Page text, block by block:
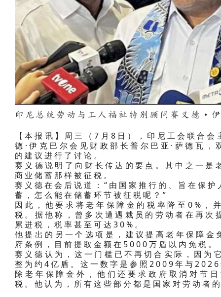
印尼总统劳动与工人福祉特别顾问赛义德·
【本报讯】周三（7月8日），印尼工会联合
德·伊克巴尔会见财政部长普尔巴亚·萨德瓦
的建议进行了讨论。
赛义德说明了向财长传达的要点。其中之一
商业储蓄那样被征税。
赛义德在会后说道：“由国家推行的、旨在保
蓄，怎么能在储蓄环节被征税呢？”
因此，他要求将老年保障金的税率降至0%，
税。据他称，曾多次遭遇裁员的劳动者在再
累进税，税率甚至可达30%。
他提出的另一个选项是，建议提高老年保障
府条例，目前提取金额在5000万盾以内免税。
赛义德认为，这一门槛已不再切合实际，因为
整为约4亿盾。这一数字是参照2009年与
除老年保障金外，他们还要求政府取消对节
税。他认为，所有这些部分都是国家对劳动者